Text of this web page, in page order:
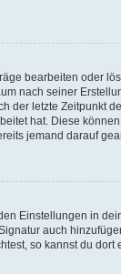
bearbeiten oder
nach seiner
der letzte
hat. Diese
jemand darauf
Einstellungen in
auch
so kannst du